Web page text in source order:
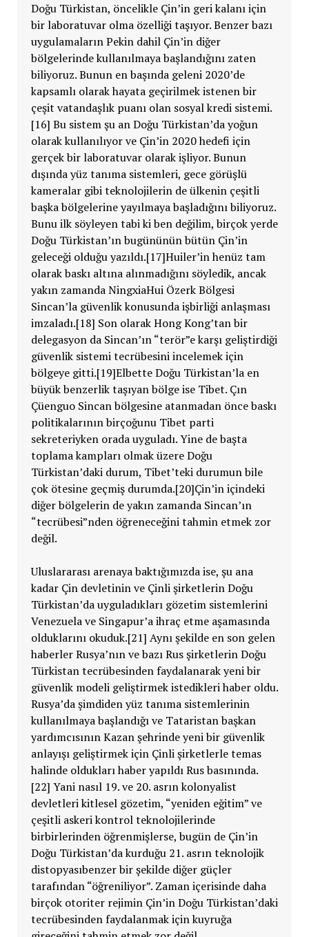
Doğu Türkistan, öncelikle Çin’in geri kalanı için
bir laboratuvar olma özelliği taşıyor. Benzer bazı
uygulamaların Pekin dahil Çin’in diğer
bölgelerinde kullanılmaya başlandığını zaten
biliyoruz. Bunun en başında geleni 2020’de
kapsamlı olarak hayata geçirilmek istenen bir
çeşit vatandaşlık puanı olan sosyal kredi sistemi.
[16] Bu sistem şu an Doğu Türkistan’da yoğun
olarak kullanılıyor ve Çin’in 2020 hedefi için
gerçek bir laboratuvar olarak işliyor. Bunun
dışında yüz tanıma sistemleri, gece görüşlü
kameralar gibi teknolojilerin de ülkenin çeşitli
başka bölgelerine yayılmaya başladığını biliyoruz.
Bunu ilk söyleyen tabi ki ben değilim, birçok yerde
Doğu Türkistan’ın bugününün bütün Çin’in
geleceği olduğu yazıldı.[17]Huiler’in henüz tam
olarak baskı altına alınmadığını söyledik, ancak
yakın zamanda NingxiaHui Özerk Bölgesi
Sincan’la güvenlik konusunda işbirliği anlaşması
imzaladı.[18] Son olarak Hong Kong’tan bir
delegasyon da Sincan’ın “terör”e karşı geliştirdiği
güvenlik sistemi tecrübesini incelemek için
bölgeye gitti.[19]Elbette Doğu Türkistan’la en
büyük benzerlik taşıyan bölge ise Tibet. Çın
Çüenguo Sincan bölgesine atanmadan önce baskı
politikalarının birçoğunu Tibet parti
sekreteriyken orada uyguladı. Yine de başta
toplama kampları olmak üzere Doğu
Türkistan’daki durum, Tibet’teki durumun bile
çok ötesine geçmiş durumda.[20]Çin’in içindeki
diğer bölgelerin de yakın zamanda Sincan’ın
“tecrübesi”nden öğreneceğini tahmin etmek zor
değil.
Uluslararası arenaya baktığımızda ise, şu ana
kadar Çin devletinin ve Çinli şirketlerin Doğu
Türkistan’da uyguladıkları gözetim sistemlerini
Venezuela ve Singapur’a ihraç etme aşamasında
olduklarını okuduk.[21] Aynı şekilde en son gelen
haberler Rusya’nın ve bazı Rus şirketlerin Doğu
Türkistan tecrübesinden faydalanarak yeni bir
güvenlik modeli geliştirmek istedikleri haber oldu.
Rusya’da şimdiden yüz tanıma sistemlerinin
kullanılmaya başlandığı ve Tataristan başkan
yardımcısının Kazan şehrinde yeni bir güvenlik
anlayışı geliştirmek için Çinli şirketlerle temas
halinde oldukları haber yapıldı Rus basınında.
[22] Yani nasıl 19. ve 20. asrın kolonyalist
devletleri kitlesel gözetim, “yeniden eğitim” ve
çeşitli askeri kontrol teknolojilerinde
birbirlerinden öğrenmişlerse, bugün de Çin’in
Doğu Türkistan’da kurduğu 21. asrın teknolojik
distopyasıbenzer bir şekilde diğer güçler
tarafından “öğreniliyor”. Zaman içerisinde daha
birçok otoriter rejimin Çin’in Doğu Türkistan’daki
tecrübesinden faydalanmak için kuyruğa